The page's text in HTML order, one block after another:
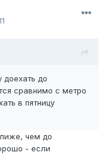
до
сравнимо с метро
в пятницу
чем до
- если